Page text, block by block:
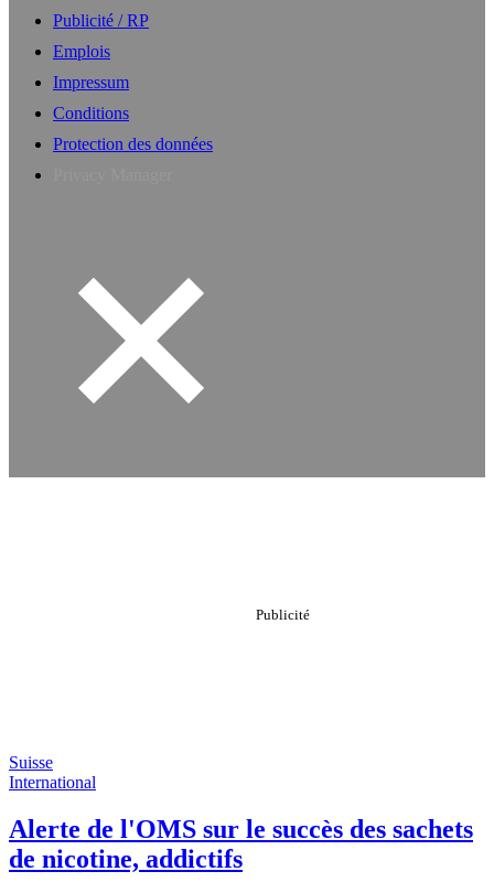
Publicité / RP
Emplois
Impressum
Conditions
Protection des données
Suisse
International
Alerte de l'OMS sur le succès des sachets
de nicotine, addictifs